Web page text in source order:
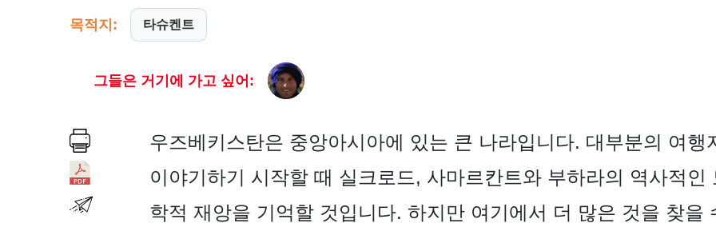
목적지: 타슈켄트
그들은 거기에 가고 싶어:
우즈베키스탄은 중앙아시아에 있는 큰 나라입니다. 대부분의 여행
이야기하기 시작할 때 실크로드, 사마르칸트와 부하라의 역사적
학적 재앙을 기억할 것입니다. 하지만 여기에서 더 많은 것을 찾을